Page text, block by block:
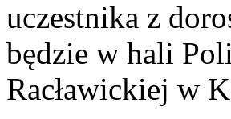
uczestnika z
będzie w hali
Racławickiej w